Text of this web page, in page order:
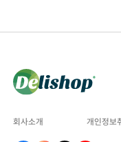
회사소개 개인정보